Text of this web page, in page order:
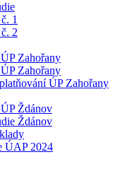
1
2
Zahořany
Zahořany
ÚP Zahořany
Ždánov
Ždánov
ÚAP 2024